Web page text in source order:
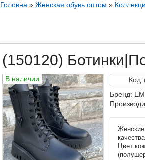
Головна » Женская обувь оптом »
(150120)
В наличии Код
Бренд:
Женские
Цвет